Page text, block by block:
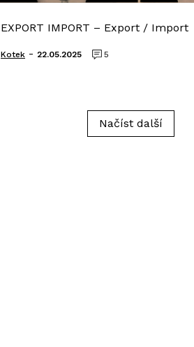
EXPORT IMPORT – Export / Import
Kotek - 22.05.2025 5
Načíst další